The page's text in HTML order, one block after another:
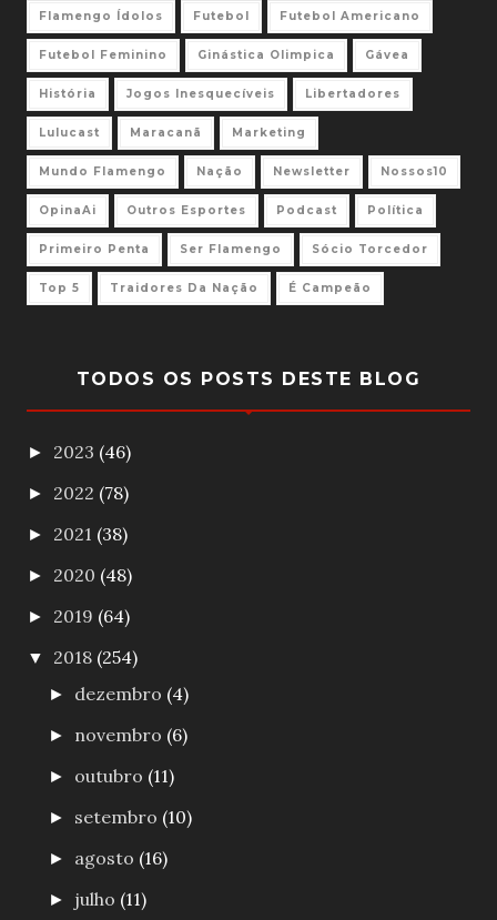
Flamengo Ídolos Futebol Futebol Americano
Futebol Feminino Ginástica Olimpica Gávea
História Jogos Inesquecíveis Libertadores
Lulucast Maracanã Marketing
Mundo Flamengo Nação Newsletter Nossos10
OpinaAi Outros Esportes Podcast Política
Primeiro Penta Ser Flamengo Sócio Torcedor
Top 5 Traidores Da Nação É Campeão
TODOS OS POSTS DESTE BLOG
► 2023 (46)
► 2022 (78)
► 2021 (38)
► 2020 (48)
► 2019 (64)
▼ 2018 (254)
► dezembro (4)
► novembro (6)
► outubro (11)
► setembro (10)
► agosto (16)
► julho (11)